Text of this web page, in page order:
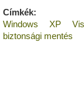
Címkék:
Windows
XP
biztonsági mentés